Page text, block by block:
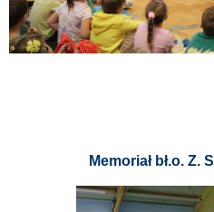
Memoriał bł.o. Z.